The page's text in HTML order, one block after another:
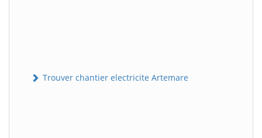
Trouver chantier electricite Artemare